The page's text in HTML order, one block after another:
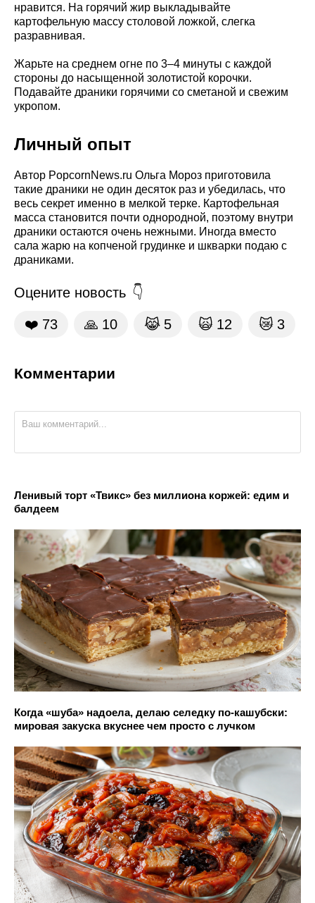
нравится. На горячий жир выкладывайте
картофельную массу столовой ложкой, слегка
разравнивая.
Жарьте на среднем огне по 3–4 минуты с каждой
стороны до насыщенной золотистой корочки.
Подавайте драники горячими со сметаной и свежим
укропом.
Личный опыт
Автор PopcornNews.ru Ольга Мороз приготовила
такие драники не один десяток раз и убедилась, что
весь секрет именно в мелкой терке. Картофельная
масса становится почти однородной, поэтому внутри
драники остаются очень нежными. Иногда вместо
сала жарю на копченой грудинке и шкварки подаю с
драниками.
Оцените новость
❤️ 73 🙏 10 😹 5 🙀 12 😿 3
Комментарии
Ленивый торт «Твикс» без миллиона коржей: едим и
балдеем
Когда «шуба» надоела, делаю селедку по-кашубски:
мировая закуска вкуснее чем просто с лучком